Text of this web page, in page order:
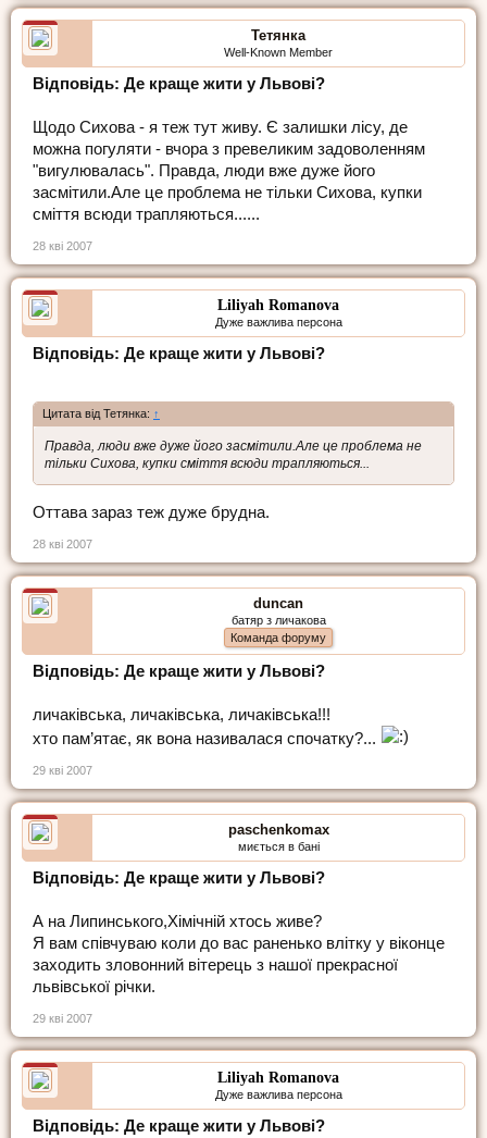
Тетянка
Well-Known Member
Відповідь: Де краще жити у Львові?
Щодо Сихова - я теж тут живу. Є залишки лісу, де
можна погуляти - вчора з превеликим задоволенням
"вигулювалась". Правда, люди вже дуже його
засмітили.Але це проблема не тільки Сихова, купки
сміття всюди трапляються......
28 кві 2007
Liliyah Romanova
Дуже важлива персона
Відповідь: Де краще жити у Львові?
Цитата від Тетянка: ↑
Правда, люди вже дуже його засмітили.Але це проблема не
тільки Сихова, купки сміття всюди трапляються...
Оттава зараз теж дуже брудна.
28 кві 2007
duncan
батяр з личакова
Команда форуму
Відповідь: Де краще жити у Львові?
личаківська, личаківська, личаківська!!!
хто пам’ятає, як вона називалася спочатку?...
29 кві 2007
paschenkomax
миється в бані
Відповідь: Де краще жити у Львові?
А на Липинського,Хімічній хтось живе?
Я вам співчуваю коли до вас раненько влітку у віконце
заходить зловонний вітерець з нашої прекрасної
львівської річки.
29 кві 2007
Liliyah Romanova
Дуже важлива персона
Відповідь: Де краще жити у Львові?